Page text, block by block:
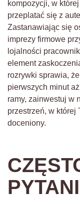
kompozycji, w
przeplatać się z
Zastanawiając się
imprezy firmowe
lojalności
element
rozrywki sprawia,
pierwszych minut
ramy, zainwestuj w
przestrzeń, w której
doceniony.